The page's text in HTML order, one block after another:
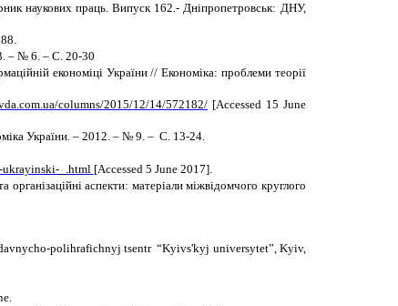
наукових праць. Випуск 162.- Дніпропетровськ: ДНУ,
– № 6. – С. 20-30
економіці України//Економіка: проблеми теорії
columns/2015/12/14/572182/ [Accessed 15 June
України. – 2012. – № 9. – С. 13-24.
_.html [Accessed 5 June 2017].
організаційні аспекти: матеріали міжвідомчого круглого
polihrafichnyj tsentr “Kyivs'kyj universytet”, Kyiv,